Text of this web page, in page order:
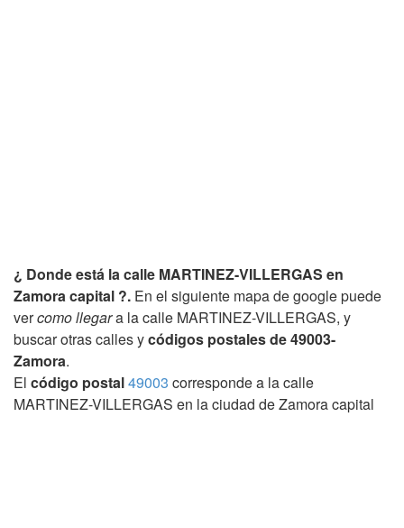
¿ Donde está la calle MARTINEZ-VILLERGAS en
Zamora capital ?. En el siguiente mapa de google puede
vercomo llegara la calle MARTINEZ-VILLERGAS, y
buscar otras calles ycódigos postales de 49003-
Zamora.
El código postal49003 corresponde a la calle
MARTINEZ-VILLERGAS en la ciudad de Zamora capital